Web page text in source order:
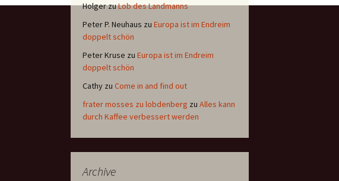
HolgerzuLob des Landmanns
Peter P. Neuhaus zu Europa ist im Endreim
doppelt schön
Peter Kruse zu Europa ist im Endreim
doppelt schön
Cathy zu Come in and find out
frater mosses zu lobdenberg zu Alles kann
durch Kaffee verbessert werden
Archive